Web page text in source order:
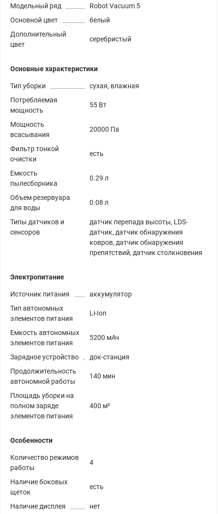
Модельный ряд
Robot Vacuum 5
Основной цвет
белый
Дополнительный
цвет
серебристый
Основные характеристики
Тип уборки
сухая, влажная
Потребляемая
мощность
55 Вт
Мощность
всасывания
20000 Па
Фильтр тонкой
очистки
есть
Емкость
пылесборника
0.29 л
Объем резервуара
для воды
0.08 л
Типы датчиков и
сенсоров
датчик перепада высоты, LDS-
датчик, датчик обнаружения
ковров, датчик обнаружения
препятствий, датчик столкновения
Электропитание
Источник питания
аккумулятор
Тип автономных
элементов питания
Li-Ion
Емкость автономных
элементов питания
5200 мАч
Зарядное устройство
док-станция
Продолжительность
автономной работы
140 мин
Площадь уборки на
полном заряде
элементов питания
400 м²
Особенности
Количество режимов
работы
4
Наличие боковых
щеток
есть
Наличие дисплея нет